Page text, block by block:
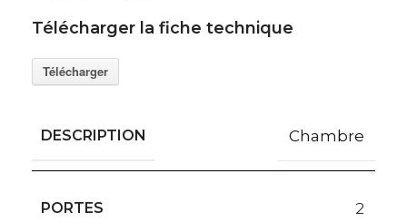
Télécharger la fiche technique
Télécharger
DESCRIPTION Chambre
PORTES 2